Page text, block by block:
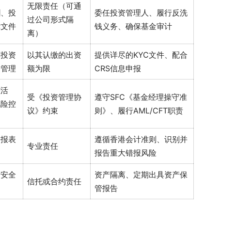
投
件
无限责任（可通
过公司形式隔
离）
委任投资管理人、履行反洗
钱义务、确保基金审计
资
理
以其认缴的出资
额为限
提供详尽的KYC文件、配合
CRS信息申报
控
受《投资管理协
议》约束
遵守SFC《基金经理操守准
则》、履行AML/CFT职责
表
专业责任
遵循香港会计准则、识别并
报告重大错报风险
全
信托或合约责任
资产隔离、定期出具资产保
管报告